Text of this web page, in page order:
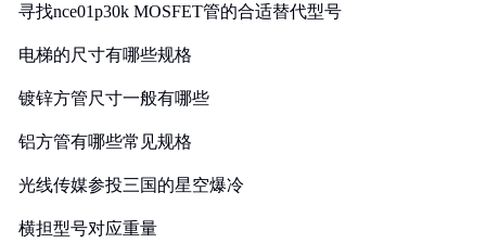
寻找nce01p30k MOSFET管的合适替代型号
电梯的尺寸有哪些规格
镀锌方管尺寸一般有哪些
铝方管有哪些常见规格
光线传媒参投三国的星空爆冷
横担型号对应重量